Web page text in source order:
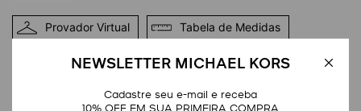
NEWSLETTER MICHAEL KORS
Cadastre seu e-mail e receba
10% OFF EM SUA PRIMEIRA COMPRA
Provador Virtual Tabela de Medidas